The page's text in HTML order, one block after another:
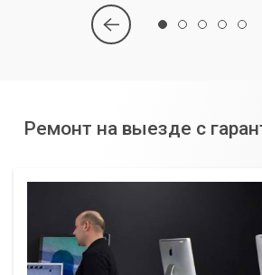
Ремонт на выезде с